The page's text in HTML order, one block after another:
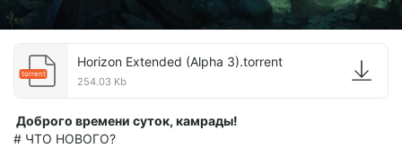
torrent
Horizon Extended (Alpha 3).torrent
254.03 Kb
Доброго времени суток, камрады!
# ЧТО НОВОГО?